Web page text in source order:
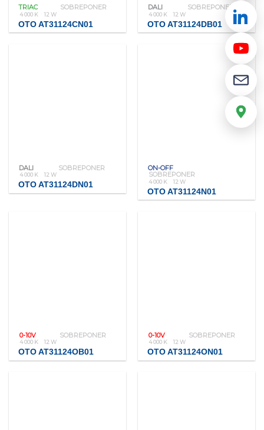
TRIAC SOBREPONER
4 000 K 12 W
OTO AT31124CN01
DALI SOBREPONER
4 000 K 12 W
OTO AT31124DB01
DALI SOBREPONER
4 000 K 12 W
OTO AT31124DN01
ON-OFF
SOBREPONER
4 000 K 12 W
OTO AT31124N01
0-10V SOBREPONER
4 000 K 12 W
OTO AT31124OB01
0-10V SOBREPONER
4 000 K 12 W
OTO AT31124ON01